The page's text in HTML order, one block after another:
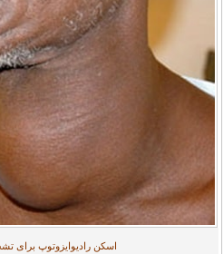
اسکن رادیوایزوتوپ برای